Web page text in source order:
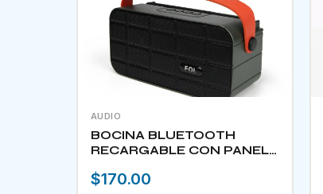
AUDIO
BOCINA BLUETOOTH
RECARGABLE CON PANEL
$170.00